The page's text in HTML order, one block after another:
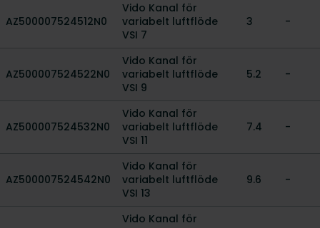
AZ500007524512N0
Vido Kanal för
variabelt luftflöde
VSI 7
3 -
AZ500007524522N0
Vido Kanal för
variabelt luftflöde
VSI 9
5.2 -
AZ500007524532N0
Vido Kanal för
variabelt luftflöde
VSI 11
7.4 -
AZ500007524542N0
Vido Kanal för
variabelt luftflöde
VSI 13
9.6 -
Vido Kanal för